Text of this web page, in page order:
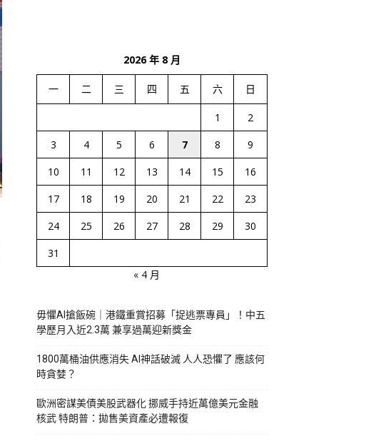
2026 年 8 月
一 二 三 四 五 六 日
1
2
3
4 5 6 7 8
9
10
11 12 13 14 15
16
17
18 19 20 21 22
23
24
25 26 27 28 29
30
31
« 4 月
毋懼AI搶飯碗｜港鐵重賞招募「捉逃票專員」！中五
學歷月入近2.3萬 兼享過萬迎新獎金
1800萬桶油供應消失 AI神話破滅 人人恐懼了 應該何
時貪婪？
歐洲密謀美債美股武器化 挪威手持近萬億美元金融
核武 特朗普：拋售美資產必遭報復